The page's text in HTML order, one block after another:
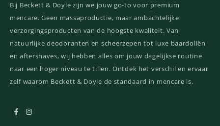
Bij Beckett & Doyle zijn we jouw go-to voor premium
mencare. Geen massaproductie, maar ambachtelijke
verzorgingsproducten van de hoogste kwaliteit. Van
natuurlijke deodoranten en scheerzepen tot luxe baardoliën
en aftershaves, wij hebben alles om jouw dagelijkse routine
naar een hoger niveau te tillen. Ontdek het verschil en ervaar
zelf waarom Beckett & Doyle de standaard in mencare is.